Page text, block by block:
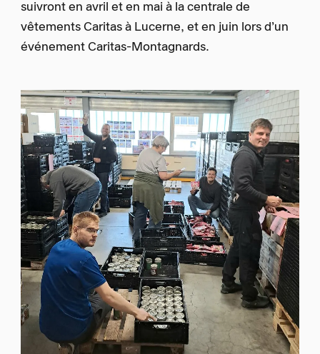
suivront en avril et en mai à la centrale de
vêtements Caritas à Lucerne, et en juin lors d’un
événement Caritas-Montagnards.